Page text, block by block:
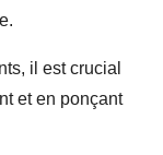
il est crucial
et en ponçant